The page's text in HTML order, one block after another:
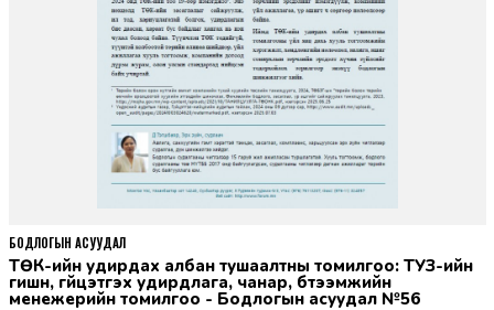
ТӨК-ийн удирдах албан тушаалтны томилгоо: ТУЗ-ийн
гишүүн, гүйцэтгэх удирдлага, чанар, бүтээмжийн
менежерийн томилгоо - Бодлогын асуудал №56
БОДЛОГЫН АСУУДАЛ